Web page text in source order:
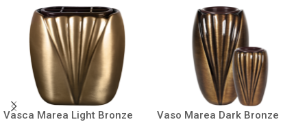
Vasca Marea Light Bronze Vaso Marea Dark Bronze